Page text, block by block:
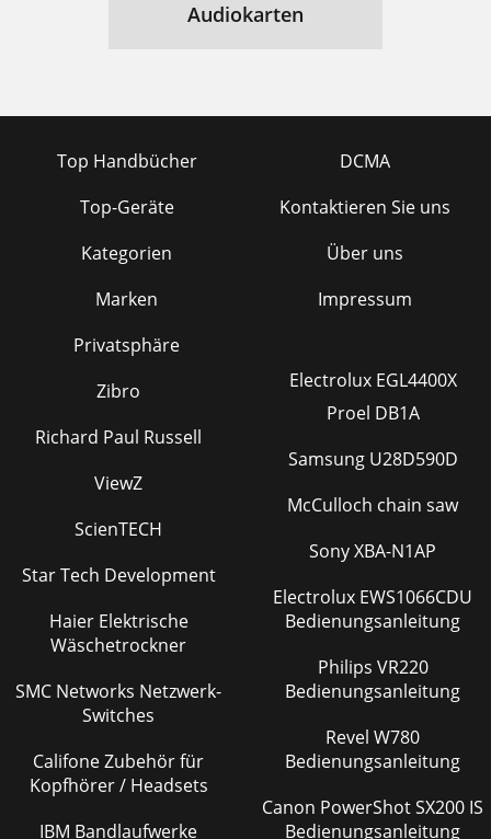
Audiokarten
Top Handbücher
Top-Geräte
Kategorien
Marken
Privatsphäre
DCMA
Kontaktieren Sie uns
Über uns
Impressum
Zibro
Richard Paul Russell
ViewZ
ScienTECH
Star Tech Development
Haier Elektrische
Wäschetrockner
SMC Networks Netzwerk-
Switches
Califone Zubehör für
Kopfhörer / Headsets
IBM Bandlaufwerke
Electrolux EGL4400X
Proel DB1A
Samsung U28D590D
McCulloch chain saw
Sony XBA-N1AP
Electrolux EWS1066CDU
Bedienungsanleitung
Philips VR220
Bedienungsanleitung
Revel W780
Bedienungsanleitung
Canon PowerShot SX200 IS
Bedienungsanleitung